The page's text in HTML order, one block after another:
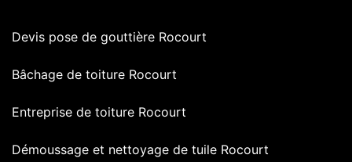
Devis pose de gouttière Rocourt
Bâchage de toiture Rocourt
Entreprise de toiture Rocourt
Démoussage et nettoyage de tuile Rocourt